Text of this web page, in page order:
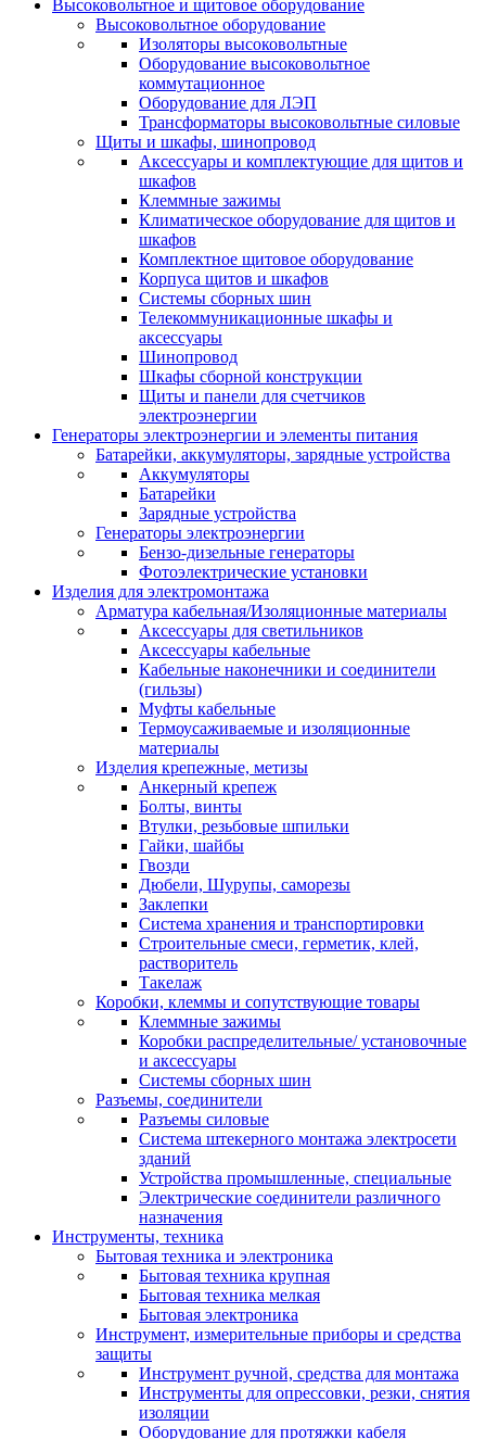
Высоковольтное и щитовое оборудование
Высоковольтное оборудование
Изоляторы высоковольтные
Оборудование высоковольтное
коммутационное
Оборудование для ЛЭП
Трансформаторы высоковольтные силовые
Щиты и шкафы, шинопровод
Аксессуары и комплектующие для щитов и
шкафов
Клеммные зажимы
Климатическое оборудование для щитов и
шкафов
Комплектное щитовое оборудование
Корпуса щитов и шкафов
Системы сборных шин
Телекоммуникационные шкафы и
аксессуары
Шинопровод
Шкафы сборной конструкции
Щиты и панели для счетчиков
электроэнергии
Генераторы электроэнергии и элементы питания
Батарейки, аккумуляторы, зарядные устройства
Аккумуляторы
Батарейки
Зарядные устройства
Генераторы электроэнергии
Бензо-дизельные генераторы
Фотоэлектрические установки
Изделия для электромонтажа
Арматура кабельная/Изоляционные материалы
Аксессуары для светильников
Аксессуары кабельные
Кабельные наконечники и соединители
(гильзы)
Муфты кабельные
Термоусаживаемые и изоляционные
материалы
Изделия крепежные, метизы
Анкерный крепеж
Болты, винты
Втулки, резьбовые шпильки
Гайки, шайбы
Гвозди
Дюбели, Шурупы, саморезы
Заклепки
Система хранения и транспортировки
Строительные смеси, герметик, клей,
растворитель
Такелаж
Коробки, клеммы и сопутствующие товары
Клеммные зажимы
Коробки распределительные/ установочные
и аксессуары
Системы сборных шин
Разъемы, соединители
Разъемы силовые
Система штекерного монтажа электросети
зданий
Устройства промышленные, специальные
Электрические соединители различного
назначения
Инструменты, техника
Бытовая техника и электроника
Бытовая техника крупная
Бытовая техника мелкая
Бытовая электроника
Инструмент, измерительные приборы и средства
защиты
Инструмент ручной, средства для монтажа
Инструменты для опрессовки, резки, снятия
изоляции
Оборудование для протяжки кабеля